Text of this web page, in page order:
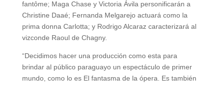
fantôme; Maga Chase y Victoria Ávila personificarán a
Christine Daaé; Fernanda Melgarejo actuará como la
prima donna Carlotta; y Rodrigo Alcaraz caracterizará al
vizconde Raoul de Chagny.
“Decidimos hacer una producción como esta para
brindar al público paraguayo un espectáculo de primer
mundo, como lo es El fantasma de la ópera. Es también